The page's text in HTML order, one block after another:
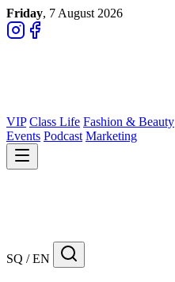
Friday, 7 August 2026
VIP Class Life Fashion & Beauty
Events Podcast Marketing
SQ / EN